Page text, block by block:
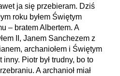
ja się przebieram. Dziś
roku byłem Świętym
– bratem Albertem. A
II, Janem Sanchezem z
archaniołem i Świętym
Piotr był trudny, bo to
A archanioł miał